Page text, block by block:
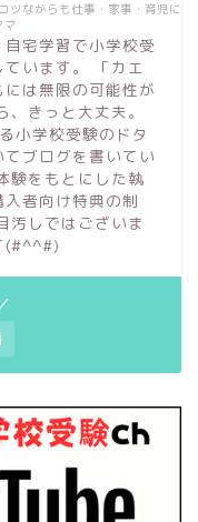
ツながらも仕事・家事・育児に
マ
宅学習で小学校受
います。 「カエ
は無限の可能性が
きっと大丈夫。
小学校受験のドタ
ブログを書いてい
験をもとにした執
者向け特典の制
汚しではございま
(#^^#)